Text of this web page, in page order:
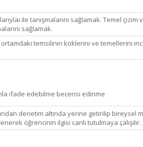
ile tanışmalarını sağlamak. Temel
sağlamak.
temsilinin köklerini ve temellerini
ifade edebilme becerisi edinme
denetim altında yerine getirilip bireysel
öğrencinin ilgisi canlı tutulmaya çalışılır.